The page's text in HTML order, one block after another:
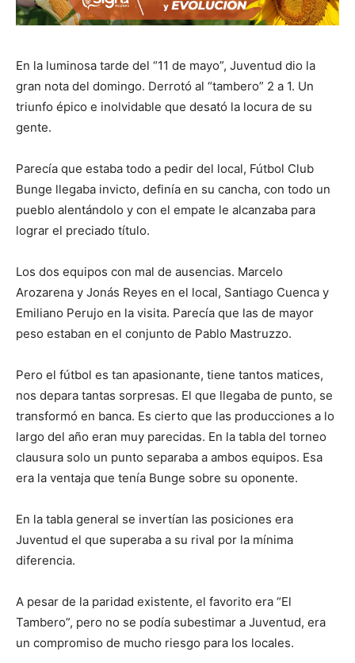
En la luminosa tarde del “11 de mayo”, Juventud dio la
gran nota del domingo. Derrotó al “tambero” 2 a 1. Un
triunfo épico e inolvidable que desató la locura de su
gente.
Parecía que estaba todo a pedir del local, Fútbol Club
Bunge llegaba invicto, definía en su cancha, con todo un
pueblo alentándolo y con el empate le alcanzaba para
lograr el preciado título.
Los dos equipos con mal de ausencias. Marcelo
Arozarena y Jonás Reyes en el local, Santiago Cuenca y
Emiliano Perujo en la visita. Parecía que las de mayor
peso estaban en el conjunto de Pablo Mastruzzo.
Pero el fútbol es tan apasionante, tiene tantos matices,
nos depara tantas sorpresas. El que llegaba de punto, se
transformó en banca. Es cierto que las producciones a lo
largo del año eran muy parecidas. En la tabla del torneo
clausura solo un punto separaba a ambos equipos. Esa
era la ventaja que tenía Bunge sobre su oponente.
En la tabla general se invertían las posiciones era
Juventud el que superaba a su rival por la mínima
diferencia.
A pesar de la paridad existente, el favorito era “El
Tambero”, pero no se podía subestimar a Juventud, era
un compromiso de mucho riesgo para los locales.